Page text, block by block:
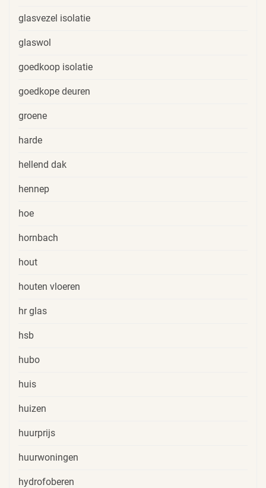
glasvezel isolatie
glaswol
goedkoop isolatie
goedkope deuren
groene
harde
hellend dak
hennep
hoe
hornbach
hout
houten vloeren
hr glas
hsb
hubo
huis
huizen
huurprijs
huurwoningen
hydrofoberen